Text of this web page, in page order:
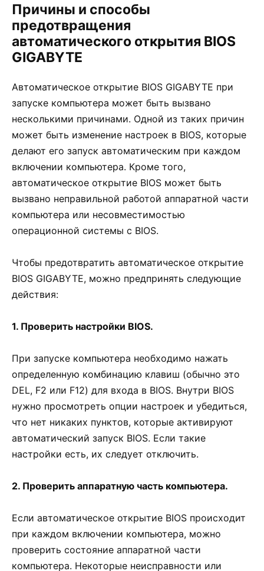
Причины и способы
предотвращения
автоматического открытия BIOS
GIGABYTE
Автоматическое открытие BIOS GIGABYTE при
запуске компьютера может быть вызвано
несколькими причинами. Одной из таких причин
может быть изменение настроек в BIOS, которые
делают его запуск автоматическим при каждом
включении компьютера. Кроме того,
автоматическое открытие BIOS может быть
вызвано неправильной работой аппаратной части
компьютера или несовместимостью
операционной системы с BIOS.
Чтобы предотвратить автоматическое открытие
BIOS GIGABYTE, можно предпринять следующие
действия:
1. Проверить настройки BIOS.
При запуске компьютера необходимо нажать
определенную комбинацию клавиш (обычно это
DEL, F2 или F12) для входа в BIOS. Внутри BIOS
нужно просмотреть опции настроек и убедиться,
что нет никаких пунктов, которые активируют
автоматический запуск BIOS. Если такие
настройки есть, их следует отключить.
2. Проверить аппаратную часть компьютера.
Если автоматическое открытие BIOS происходит
при каждом включении компьютера, можно
проверить состояние аппаратной части
компьютера. Некоторые неисправности или